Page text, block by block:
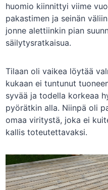
huomio kiinnittyi viime
pakastimen ja seinän
jonne alettiinkin pian
säilytysratkaisua.
Tilaan oli vaikea löytää
kukaan ei tuntunut
syvää ja todella korkeaa
pyörätkin alla. Niinpä oli
omaa viritystä, joka ei
kallis toteutettavaksi.